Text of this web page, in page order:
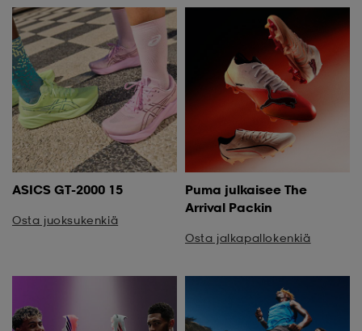
ASICS GT-2000 15
Osta juoksukenkiä
Puma julkaisee The
Arrival Packin
Osta jalkapallokenkiä